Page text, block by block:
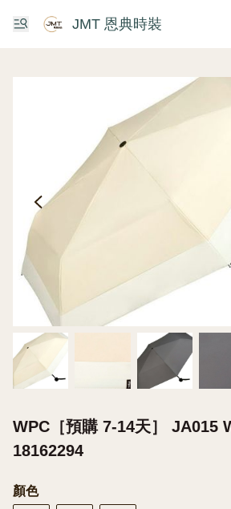
JMT 恩典時裝
WPC［預購 7-14天］ JA015
18162294
顏色